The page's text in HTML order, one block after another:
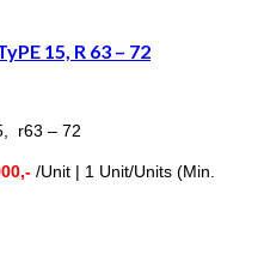
15, R 63 – 72
r63 – 72
/Unit | 1 Unit/Units (Min.